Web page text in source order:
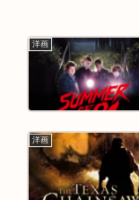
洋画
洋画